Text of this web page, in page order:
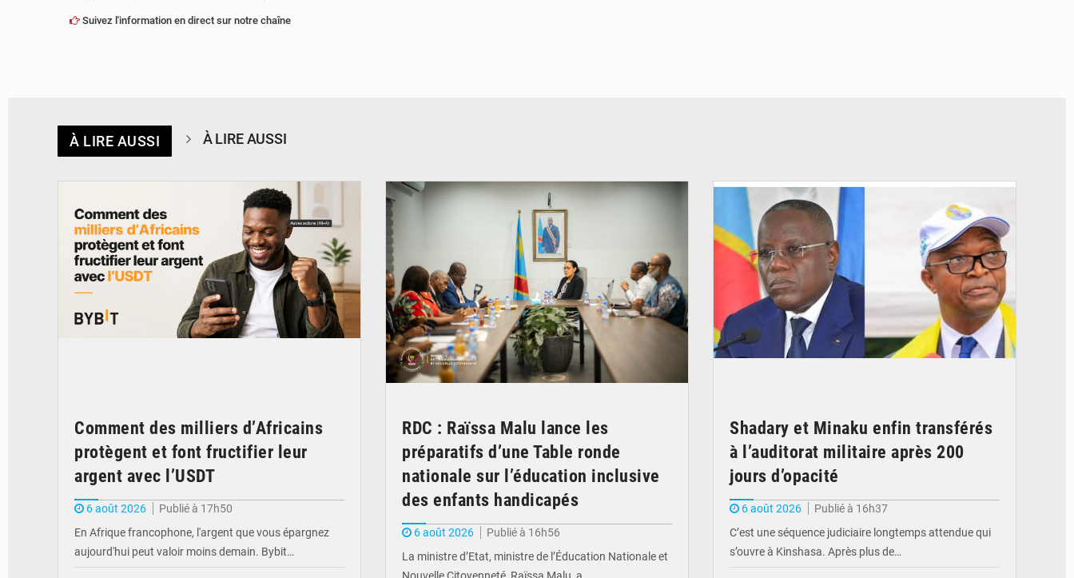
Suivez l'information en direct sur notre chaîne
À LIRE AUSSI À LIRE AUSSI
Comment des milliers d’Africains
protègent et font fructifier leur
argent avec l’USDT
6 août 2026
Publié à 17h50
En Afrique francophone, l'argent que vous épargnez
aujourd'hui peut valoir moins demain. Bybit…
RDC : Raïssa Malu lance les
préparatifs d’une Table ronde
nationale sur l’éducation inclusive
des enfants handicapés
6 août 2026
Publié à 16h56
La ministre d’Etat, ministre de l’Éducation Nationale et
Shadary et Minaku enfin transférés
à l’auditorat militaire après 200
jours d’opacité
6 août 2026
Publié à 16h37
C’est une séquence judiciaire longtemps attendue qui
s’ouvre à Kinshasa. Après plus de…